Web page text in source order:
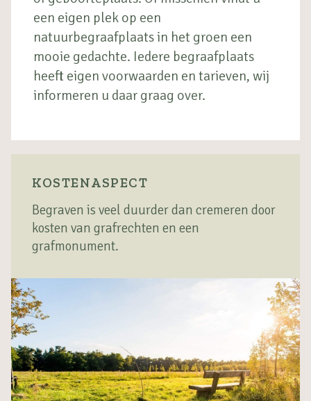
een eigen plek op een
natuurbegraafplaats in het groen een
mooie gedachte. Iedere begraafplaats
heeft eigen voorwaarden en tarieven, wij
informeren u daar graag over.
KOSTENASPECT
Begraven is veel duurder dan cremeren door
kosten van grafrechten en een
grafmonument.